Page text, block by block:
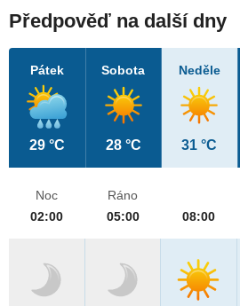
Předpověď na další dny
Pátek
29 °C
Sobota
28 °C
Neděle
31 °C
Noc
02:00
Ráno
05:00
08:00